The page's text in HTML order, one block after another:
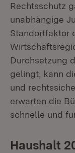
Rechtsschutz
unabhängige
Standortfaktor
Durchsetzung
gelingt, kann
und
erwarten die
schnelle und
Haushalt